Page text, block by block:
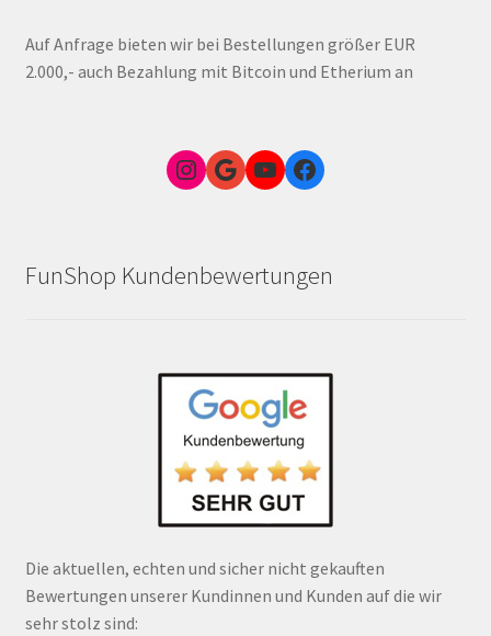
Auf Anfrage bieten wir bei Bestellungen größer EUR
2.000,- auch Bezahlung mit Bitcoin und Etherium an
Instagram
Google Link zum FunShop WienYouTubeFacebook
FunShop Kundenbewertungen
Die aktuellen, echten und sicher nicht gekauften
Bewertungen unserer Kundinnen und Kunden auf die wir
sehr stolz sind: